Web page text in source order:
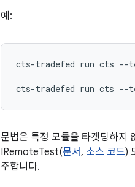
예:
cts-tradefed run cts --
cts-tradefed run cts --
문법은 특정 모듈을 타겟팅하지
IRemoteTest(문서, 소스 코드)
주합니다.